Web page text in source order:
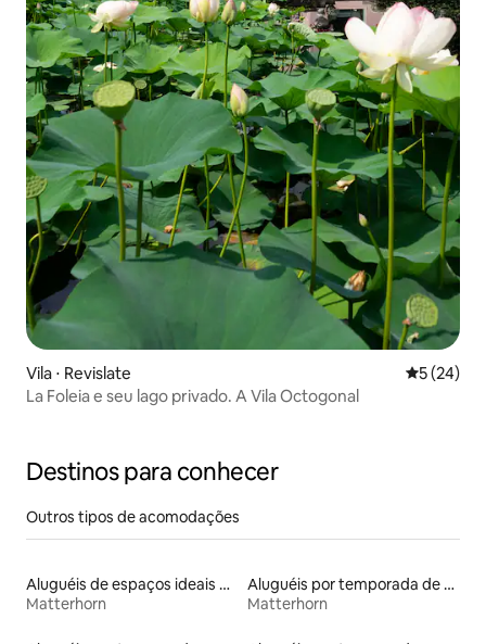
Vila ⋅ Revislate 5 de uma
5 (24)
La Foleia e seu lago privado. A Vila Octogonal
Destinos para conhecer
Outros tipos de acomodações
Aluguéis de espaços ideais para famílias
Matterhorn
Aluguéis por temporada de acomodações de luxo
Matterhorn